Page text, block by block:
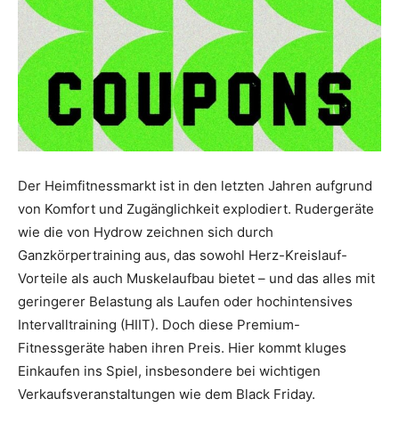
Der Heimfitnessmarkt ist in den letzten Jahren aufgrund
von Komfort und Zugänglichkeit explodiert. Rudergeräte
wie die von Hydrow zeichnen sich durch
Ganzkörpertraining aus, das sowohl Herz-Kreislauf-
Vorteile als auch Muskelaufbau bietet – und das alles mit
geringerer Belastung als Laufen oder hochintensives
Intervalltraining (HIIT). Doch diese Premium-
Fitnessgeräte haben ihren Preis. Hier kommt kluges
Einkaufen ins Spiel, insbesondere bei wichtigen
Verkaufsveranstaltungen wie dem Black Friday.